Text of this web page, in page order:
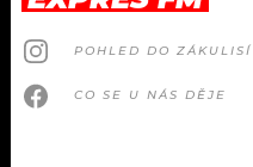
POHLED DO ZÁKULISÍ
CO SE U NÁS DĚJE